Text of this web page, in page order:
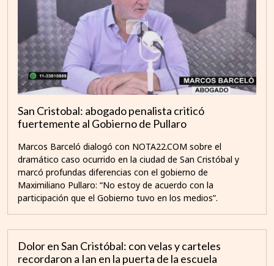
San Cristobal: abogado penalista criticó
fuertemente al Gobierno de Pullaro
Marcos Barceló dialogó con NOTA22.COM sobre el
dramático caso ocurrido en la ciudad de San Cristóbal y
marcó profundas diferencias con el gobierno de
Maximiliano Pullaro: “No estoy de acuerdo con la
participación que el Gobierno tuvo en los medios”.
Dolor en San Cristóbal: con velas y carteles
recordaron a Ian en la puerta de la escuela